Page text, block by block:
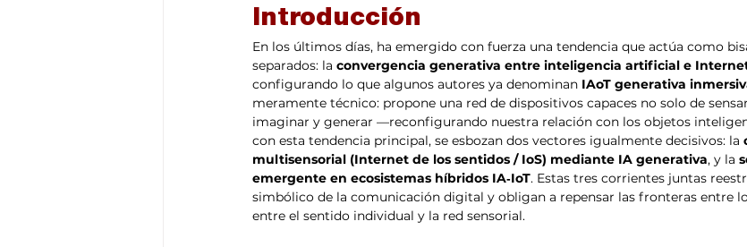
Introducción
En los últimos días, ha emergido con fuerza una tendencia que actúa como
separados: la convergencia generativa entre inteligencia artificial e Internet
configurando lo que algunos autores ya denominan IAoT generativa
meramente técnico: propone una red de dispositivos capaces no solo de
imaginar y generar —reconfigurando nuestra relación con los objetos
con esta tendencia principal, se esbozan dos vectores igualmente decisivos: la
multisensorial (Internet de los sentidos / IoS) mediante IA generativa, y la
emergente en ecosistemas híbridos IA‑IoT. Estas tres corrientes juntas
simbólico de la comunicación digital y obligan a repensar las fronteras entre
entre el sentido individual y la red sensorial.